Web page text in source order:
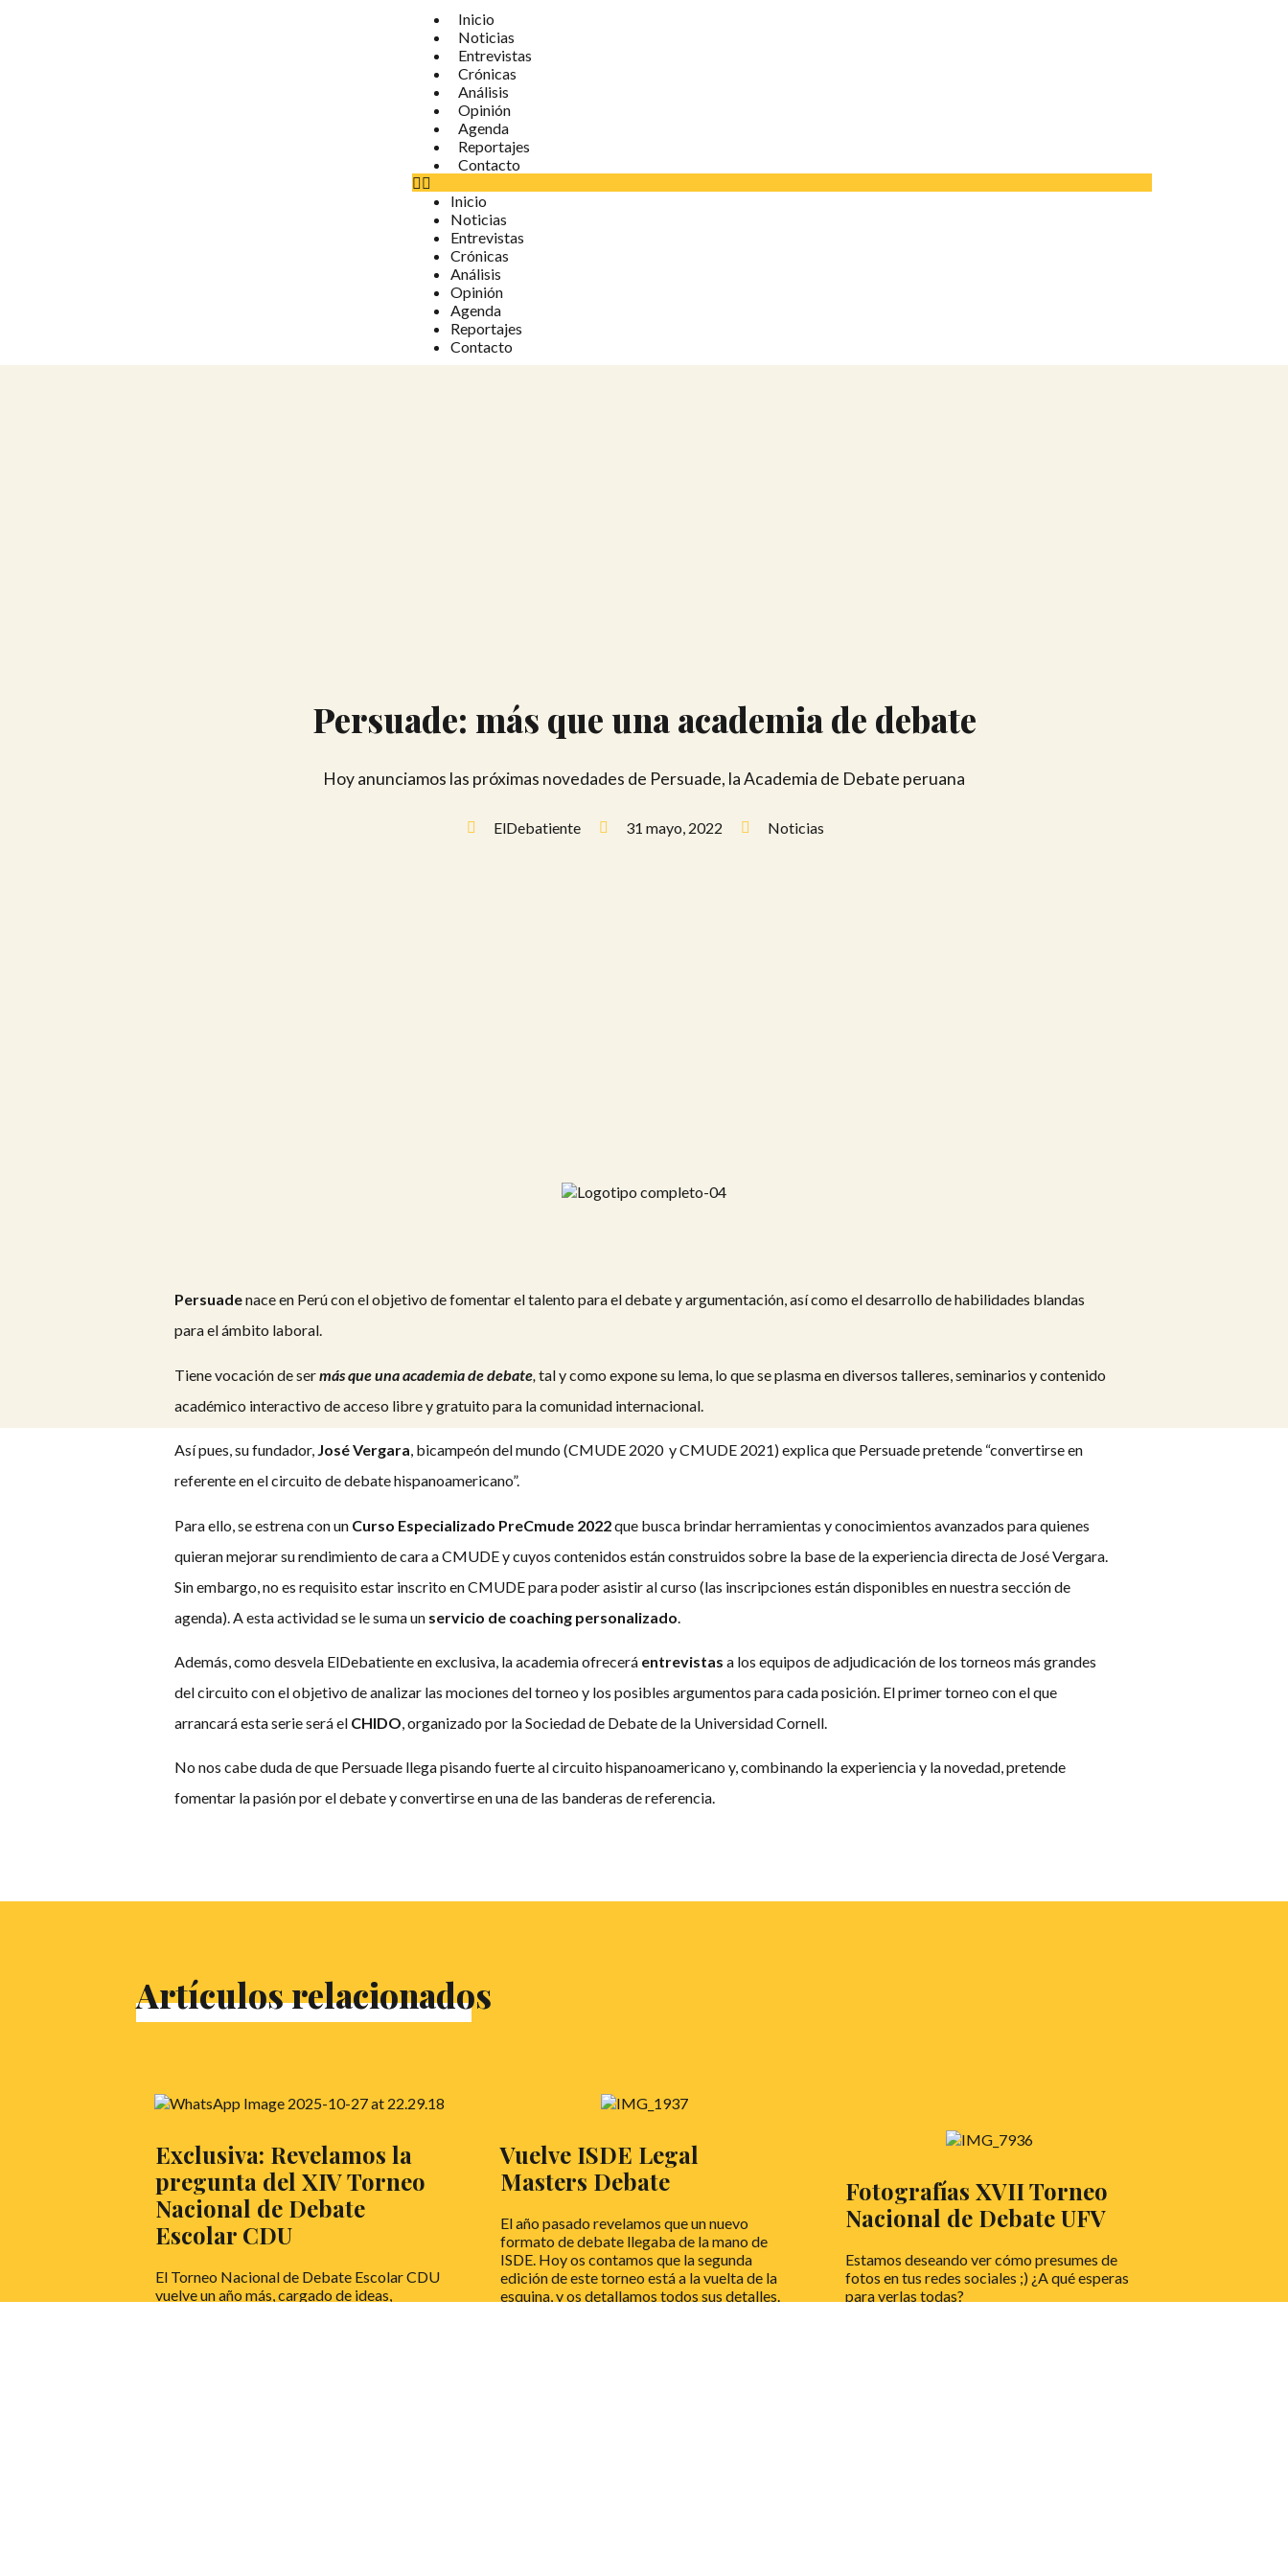
Inicio
Noticias
Entrevistas
Crónicas
Análisis
Opinión
Agenda
Reportajes
Contacto
Inicio
Noticias
Entrevistas
Crónicas
Análisis
Opinión
Agenda
Reportajes
Contacto
Persuade: más que una academia de debate
Hoy anunciamos las próximas novedades de Persuade, la Academia de Debate peruana
ElDebatiente 31 mayo, 2022 Noticias
Persuadenace en Perú con el objetivo de fomentar el talento para el debate y argumentación, así como el desarrollo de habilidades blandas
para el ámbito laboral.
Tiene vocación de sermás que una academia de debate tal y como expone su lema, lo que se plasma en diversos talleres, seminarios y contenido
académico interactivo de acceso libre y gratuito para la comunidad internacional.
Así pues, su fundador, José Vergara, bicampeón del mundo (CMUDE 2020 y CMUDE 2021) explica que Persuade pretende “convertirse en
referente en el circuito de debate hispanoamericano”.
Para ello, se estrena con un Curso Especializado PreCmude 2022que busca brindar herramientas y conocimientos avanzados para quienes
quieran mejorar su rendimiento de cara a CMUDE y cuyos contenidos están construidos sobre la base de la experiencia directa de José Vergara.
Sin embargo, no es requisito estar inscrito en CMUDE para poder asistir al curso (las inscripciones están disponibles en nuestra sección de
agenda). A esta actividad se le suma un servicio de coaching personalizado
Además, como desvela ElDebatiente en exclusiva, la academia ofrecerá entrevistas a los equipos de adjudicación de los torneos más grandes
del circuito con el objetivo de analizar las mociones del torneo y los posibles argumentos para cada posición. El primer torneo con el que
arrancará esta serie será el CHIDO, organizado por la Sociedad de Debate de la Universidad Cornell.
No nos cabe duda de que Persuade llega pisando fuerte al circuito hispanoamericano y, combinando la experiencia y la novedad, pretende
fomentar la pasión por el debate y convertirse en una de las banderas de referencia.
Artículos relacionados
Exclusiva: Revelamos la
pregunta del XIV Torneo
Nacional de Debate
Escolar CDU
El Torneo Nacional de Debate Escolar CDU
vuelve un año más, cargado de ideas,
Vuelve ISDE Legal
Masters Debate
El año pasado revelamos que un nuevo
formato de debate llegaba de la mano de
ISDE. Hoy os contamos que la segunda
edición de este torneo está a la vuelta de la
esquina, y os detallamos todos sus detalles.
Fotografías XVII Torneo
Nacional de Debate UFV
Estamos deseando ver cómo presumes de
fotos en tus redes sociales ;) ¿A qué esperas
para verlas todas?